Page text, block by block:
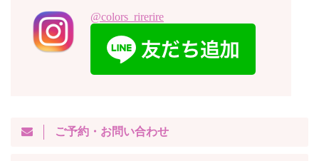
@colors_rirerire
ご予約・お問い合わせ